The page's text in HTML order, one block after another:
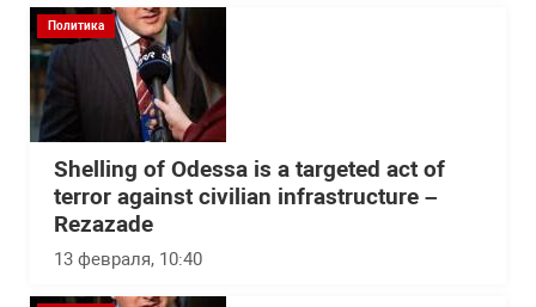
Политика
Shelling of Odessa is a targeted act of
terror against civilian infrastructure –
Rezazade
13 февраля, 10:40